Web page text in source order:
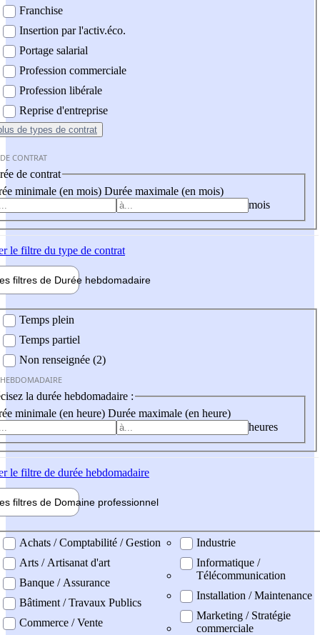
Franchise
Insertion par l'activ.éco.
Portage salarial
Profession commerciale
Profession libérale
Reprise d'entreprise
de types de contrat
CONTRAT
de contrat
minimale (en mois) Durée maximale (en mois)
mois
le filtre du type de contrat
filtres de Durée hebdomadaire
Temps plein
Temps partiel
Non renseignée (2)
la durée hebdomadaire :
minimale (en heure) Durée maximale (en heure)
heures
le filtre de durée hebdomadaire
filtres de Domaine professionnel
professionel
Achats / Comptabilité / Gestion
Arts / Artisanat d'art
Banque / Assurance
Bâtiment / Travaux Publics
Commerce / Vente
Industrie
Informatique /
Télécommunication
Installation / Maintenance
Marketing / Stratégie
commerciale